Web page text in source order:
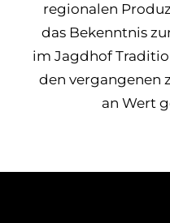
regionalen
das Bekenntnis
im Jagdhof
den vergangenen
an Wert